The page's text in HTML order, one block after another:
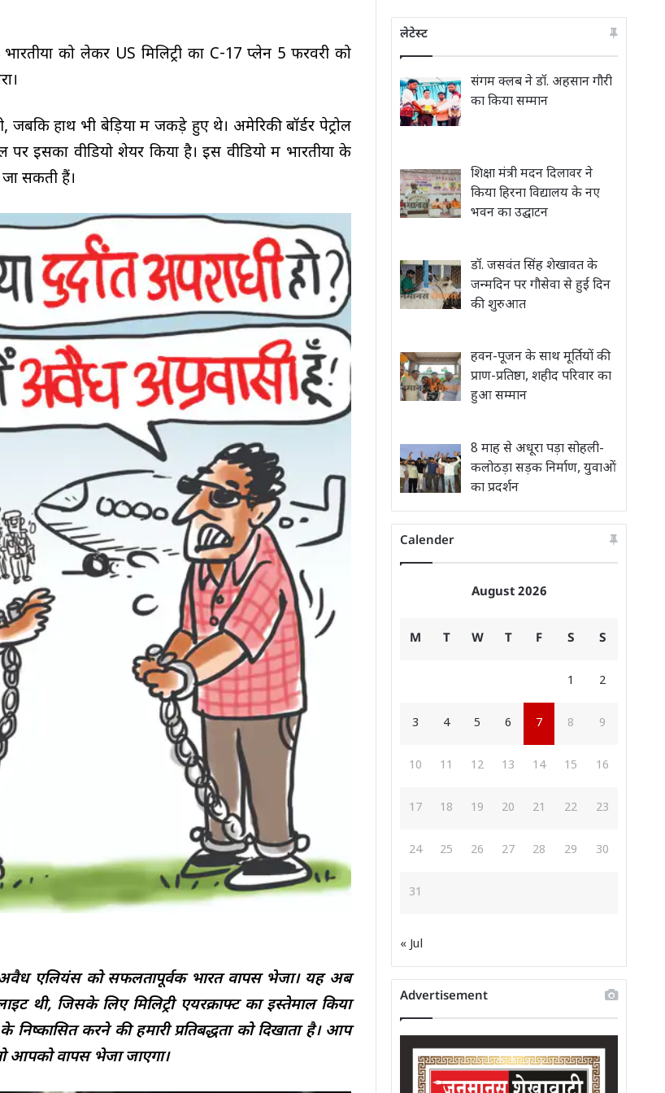
को लेकर US मिलिट्री का C-17 प्लेन 5 फरवरी को
जबकि हाथ भी बेड़ियों में जकड़े हुए थे। अमेरिकी बॉर्डर पेट्रोल
इसका वीडियो शेयर किया है। इस वीडियो में भारतीयों के
सकती हैं।
अवैध एलियंस को सफलतापूर्वक भारत वापस भेजा। यह अब
थी, जिसके लिए मिलिट्री एयरक्राफ्ट का इस्तेमाल किया
निष्कासित करने की हमारी प्रतिबद्धता को दिखाता है। आप
आपको वापस भेजा जाएगा।
लेटेस्ट
संगम क्लब ने डॉ. अहसान गौरी
का किया सम्मान
शिक्षा मंत्री मदन दिलावर ने
किया हिरना विद्यालय के नए
भवन का उद्घाटन
डॉ. जसवंत सिंह शेखावत के
जन्मदिन पर गौसेवा से हुई दिन
की शुरुआत
हवन-पूजन के साथ मूर्तियों की
प्राण-प्रतिष्ठा, शहीद परिवार का
हुआ सम्मान
8 माह से अधूरा पड़ा सोहली-
कलोठड़ा सड़क निर्माण, युवाओं
का प्रदर्शन
Calender
August 2026
M T W T F S S
1 2
3 4 5 6 7 8 9
10 11 12 13 14 15 16
17 18 19 20 21 22 23
24 25 26 27 28 29 30
31
« Jul
Advertisement